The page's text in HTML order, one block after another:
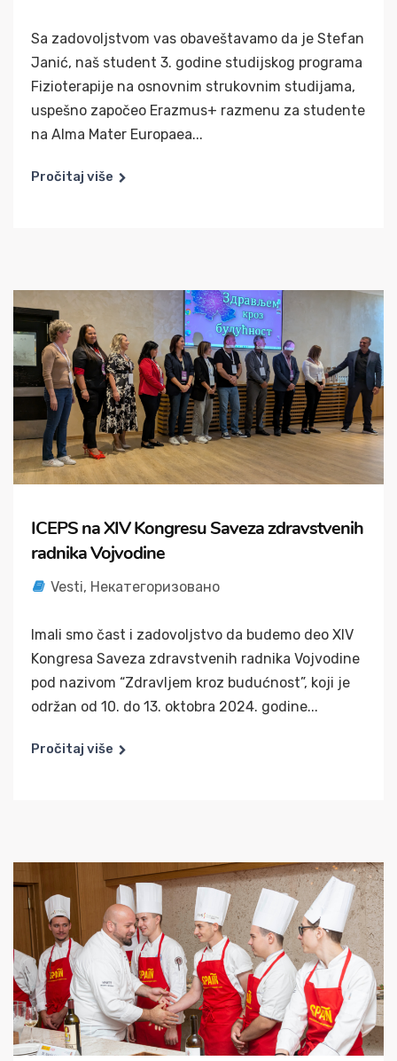
Sa zadovoljstvom vas obaveštavamo da je Stefan
Janić, naš student 3. godine studijskog programa
Fizioterapije na osnovnim strukovnim studijama,
uspešno započeo Erazmus+ razmenu za studente
na Alma Mater Europaea...
Pročitaj više
ICEPS na XIV Kongresu Saveza zdravstvenih
radnika Vojvodine
Vesti, Некатегоризовано
Imali smo čast i zadovoljstvo da budemo deo XIV
Kongresa Saveza zdravstvenih radnika Vojvodine
pod nazivom “Zdravljem kroz budućnost”, koji je
održan od 10. do 13. oktobra 2024. godine...
Pročitaj više